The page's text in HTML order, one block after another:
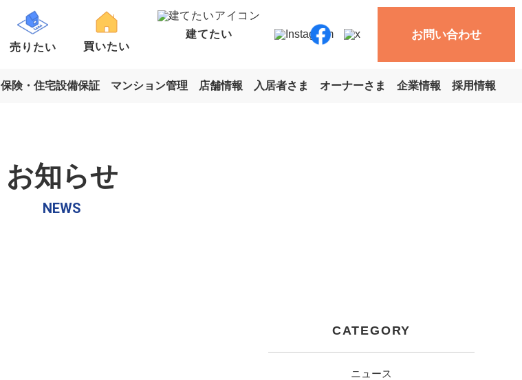
一戸建て
売りたい
土地売却
買いたい
土地
建てたい お問い合わせ
保険・住宅設備保証 マンション管理 店舗情報 入居者さま オーナーさま 企業情報 採用情報
お知らせ
NEWS
CATEGORY
ニュース